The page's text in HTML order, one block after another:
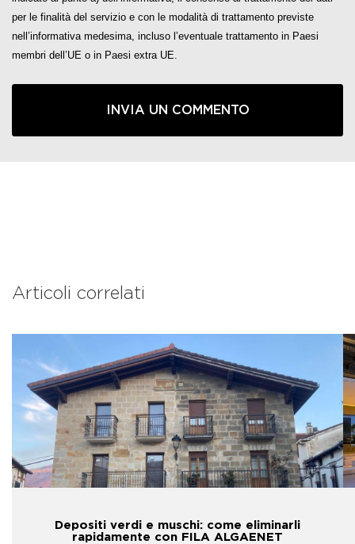
per le finalità del servizio e con le modalità di trattamento previste
nell’informativa medesima, incluso l’eventuale trattamento in Paesi
membri dell’UE o in Paesi extra UE.
Articoli correlati
Depositi verdi e muschi: come eliminarli
rapidamente con FILA ALGAENET